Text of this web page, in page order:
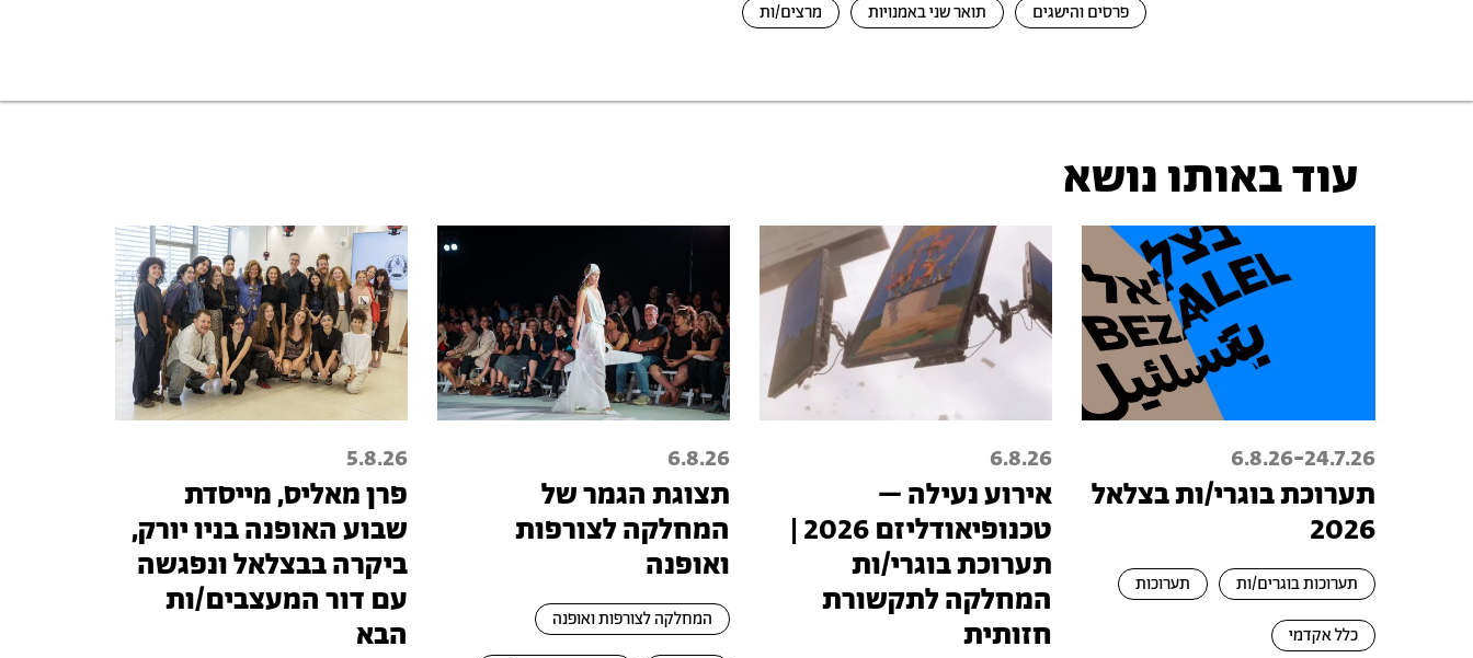
פרסים והישגים תואר שני באמנויות מרצים/ות
עוד באותו נושא
24.7.26
-
6.8.26
תערוכת בוגרי/ות בצלאל
2026
תערוכות בוגרים/ות תערוכות
כלל אקדמי
6.8.26
אירוע נעילה –
טכנופיאודליזם 2026 |
תערוכת בוגרי/ות
המחלקה לתקשורת
חזותית
6.8.26
תצוגת הגמר של
המחלקה לצורפות
ואופנה
המחלקה לצורפות ואופנה
5.8.26
פרן מאליס, מייסדת
שבוע האופנה בניו יורק,
ביקרה בבצלאל ונפגשה
עם דור המעצבים/ות
הבא